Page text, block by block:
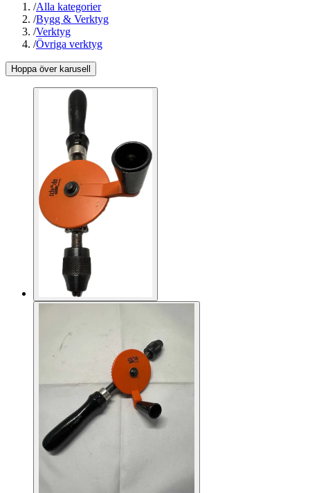
/Alla kategorier
/Bygg & Verktyg
/Verktyg
/Övriga verktyg
Hoppa över karusell